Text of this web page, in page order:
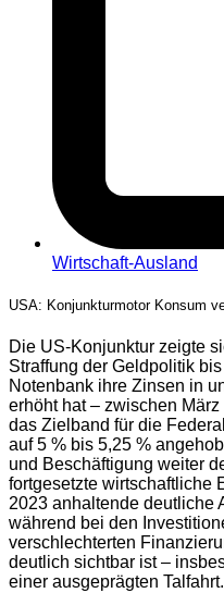
Wirtschaft-Ausland
USA: Konjunkturmotor Konsum
Die US-Konjunktur zeigte
Straffung der Geldpolitik
Notenbank ihre Zinsen in
erhöht hat – zwischen
das Zielband für die
auf 5 % bis 5,25 %
und Beschäftigung weiter
fortgesetzte wirtschaftliche
2023 anhaltende deutliche
während bei den
verschlechterten
deutlich sichtbar ist –
einer ausgeprägten Talfahrt.